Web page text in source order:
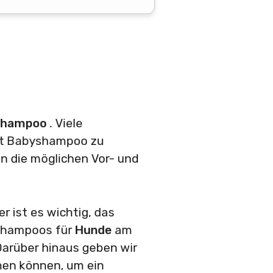
. Viele
Babyshampoo zu
die möglichen Vor- und
ist es wichtig, das
für Hunde am
hinaus geben wir
können, um ein